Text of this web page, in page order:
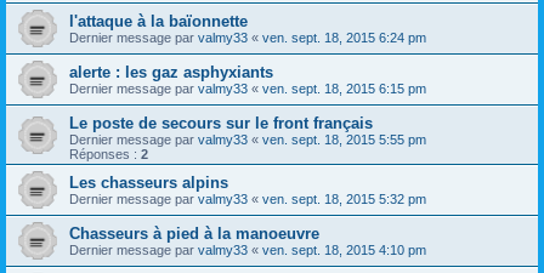
l'attaque à la baïonnette
Dernier message par valmy33 « ven. sept. 18, 2015 6:24 pm
alerte : les gaz asphyxiants
Dernier message par valmy33 « ven. sept. 18, 2015 6:15 pm
Le poste de secours sur le front français
Dernier message par valmy33 « ven. sept. 18, 2015 5:55 pm
Réponses : 2
Les chasseurs alpins
Dernier message par valmy33 « ven. sept. 18, 2015 5:32 pm
Chasseurs à pied à la manoeuvre
Dernier message par valmy33 « ven. sept. 18, 2015 4:10 pm